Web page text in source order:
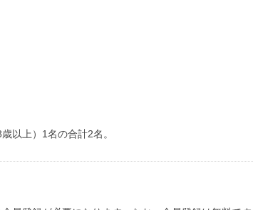
以上）1名の合計2名。